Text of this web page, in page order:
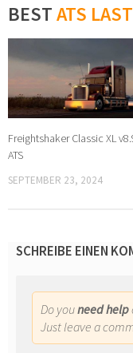
BESTATS
Freightshaker Classic XL
ATS
SEPTEMBER 23, 2024
SCHREIBE EINEN
Do youneed help
Just leave a